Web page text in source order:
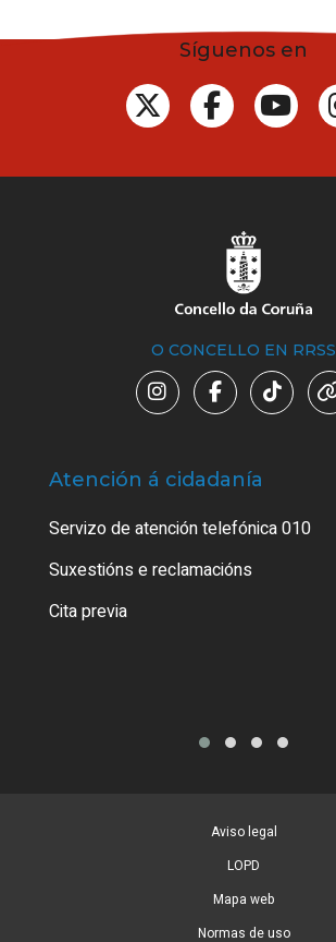
Síguenos en
O CONCELLO EN RRSS
Atención á cidadanía
Servizo de atención telefónica 010
Suxestións e reclamacións
Cita previa
Aviso legal
LOPD
Mapa web
Normas de uso